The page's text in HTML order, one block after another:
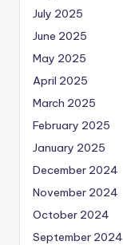
July 2025
June 2025
May 2025
April 2025
March 2025
February 2025
January 2025
December 2024
November 2024
October 2024
September 2024